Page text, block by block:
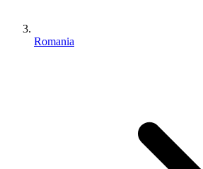
Romania